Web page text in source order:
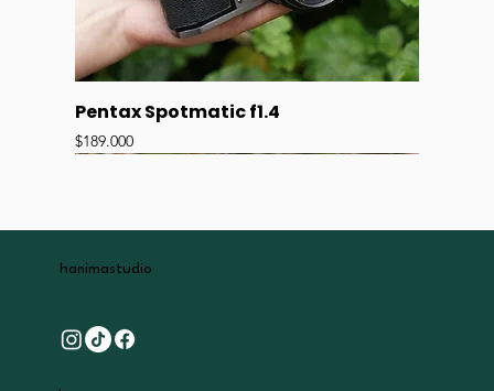
Pentax Spotmatic f1.4
Precio
$189.000
hanimastudio